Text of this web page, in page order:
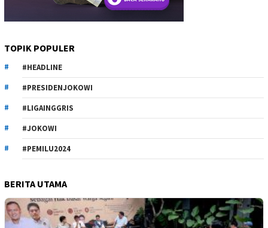
TOPIK POPULER
#HEADLINE
#PRESIDENJOKOWI
#LIGAINGGRIS
#JOKOWI
#PEMILU2024
BERITA UTAMA